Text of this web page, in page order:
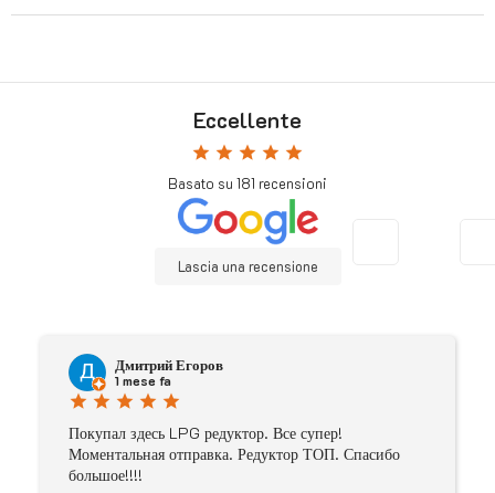
Eccellente
star star star star star
Basato su 181 recensioni
Lascia una recensione
Дмитрий Егоров
1 mese fa
star star star star star
Покупал здесь LPG редуктор. Все супер!
Моментальная отправка. Редуктор ТОП. Спасибо
большое!!!!